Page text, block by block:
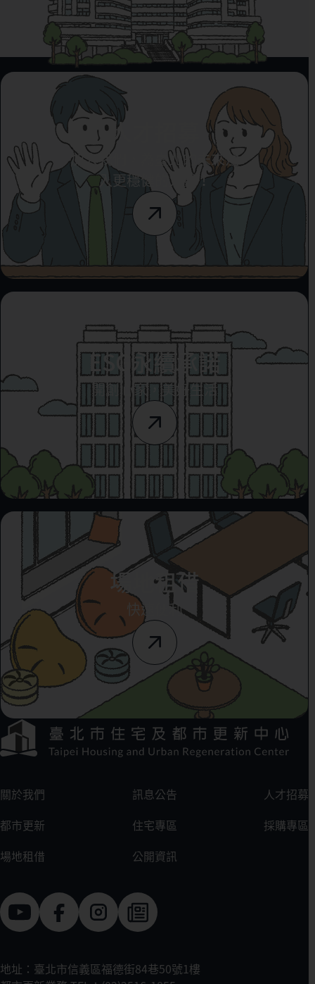
人才招募
加入我們，為臺北的未來注
入更穩健的力量！
ESG永續承諾
開創心家，美好生活
場地租借
快速便利
方選單連結區
:::
關於我們 訊息公告
人才招募
都市更新
住宅專區
採購專區
場地租借
公開資訊
地址：臺北市信義區福德街84巷50號1樓